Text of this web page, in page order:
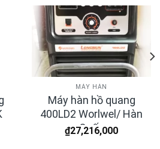
MÁY HÀN
Máy hàn hồ quang
400LD2 Worlwel/ Hàn
Quốc
₫27,216,000